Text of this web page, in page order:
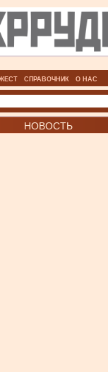
СПРАВОЧНИК О НАС
НОВОСТЬ